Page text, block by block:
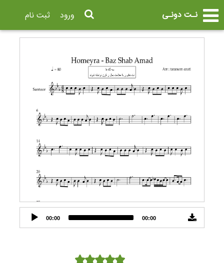
نـت دونـی ثبت نام ورود
Audio
Player
00:00 00:00